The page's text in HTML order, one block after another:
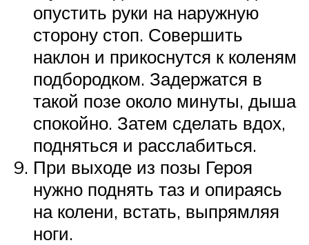
опустить руки на наружную
сторону стоп. Совершить
наклон и прикоснутся к коленям
подбородком. Задержатся в
такой позе около минуты, дыша
спокойно. Затем сделать вдох,
подняться и расслабиться.
При выходе из позы Героя
нужно поднять таз и опираясь
на колени, встать, выпрямляя
ноги.